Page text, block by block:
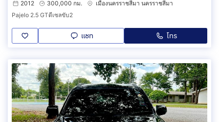
2012
300,000 กม.
เมืองนครราชสีมา นครราชสีมา
Pajelo 2.5 GTดีเซลขับ2
แชท โทร